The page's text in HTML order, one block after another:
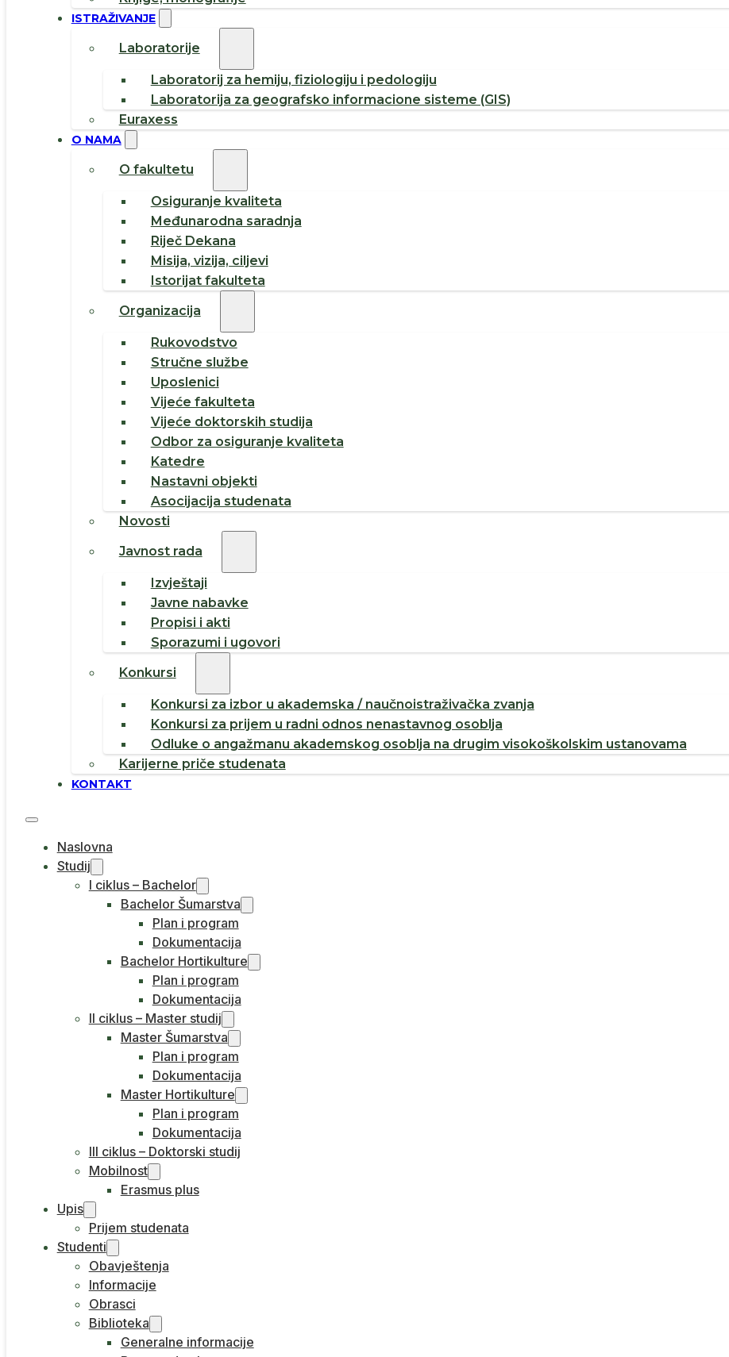
ISTRAŽIVANJE
Laboratorije
Laboratorij za hemiju, fiziologiju i pedologiju
Laboratorija za geografsko informacione sisteme (GIS)
Euraxess
O NAMA
O fakultetu
Osiguranje kvaliteta
Međunarodna saradnja
Riječ Dekana
Misija, vizija, ciljevi
Istorijat fakulteta
Organizacija
Rukovodstvo
Stručne službe
Uposlenici
Vijeće fakulteta
Vijeće doktorskih studija
Odbor za osiguranje kvaliteta
Katedre
Nastavni objekti
Asocijacija studenata
Novosti
Javnost rada
Izvještaji
Javne nabavke
Propisi i akti
Sporazumi i ugovori
Konkursi
Konkursi za izbor u akademska / naučnoistraživačka zvanja
Konkursi za prijem u radni odnos nenastavnog osoblja
Odluke o angažmanu akademskog osoblja na drugim visokoškolskim ustanovama
Karijerne priče studenata
KONTAKT
Naslovna
Studij
I ciklus – Bachelor
Bachelor Šumarstva
Plan i program
Dokumentacija
Bachelor Hortikulture
Plan i program
Dokumentacija
II ciklus – Master studij
Master Šumarstva
Plan i program
Dokumentacija
Master Hortikulture
Plan i program
Dokumentacija
III ciklus – Doktorski studij
Mobilnost
Erasmus plus
Upis
Prijem studenata
Studenti
Obavještenja
Informacije
Obrasci
Biblioteka
Generalne informacije